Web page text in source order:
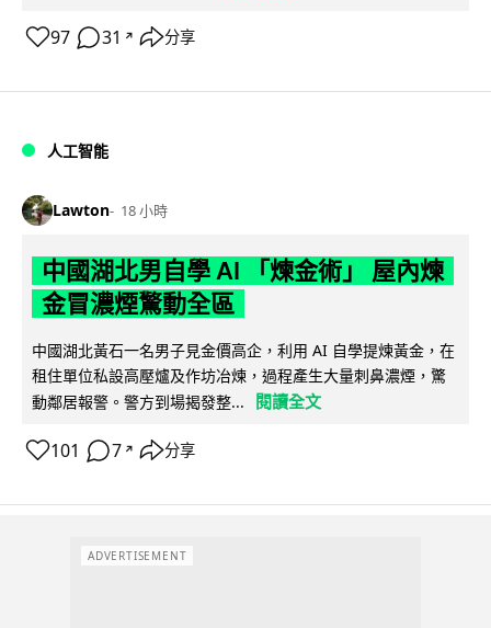
97 31 ↗ 分享
人工智能
Lawton 18 小時
中國湖北男自學 AI 「煉金術」 屋內煉
金冒濃煙驚動全區
中國湖北黃石一名男子見金價高企，利用 AI 自學提煉黃金，在
租住單位私設高壓爐及作坊冶煉，過程產生大量刺鼻濃煙，驚
動鄰居報警。警方到場揭發整...
閱讀全文
101 7 ↗ 分享
ADVERTISEMENT